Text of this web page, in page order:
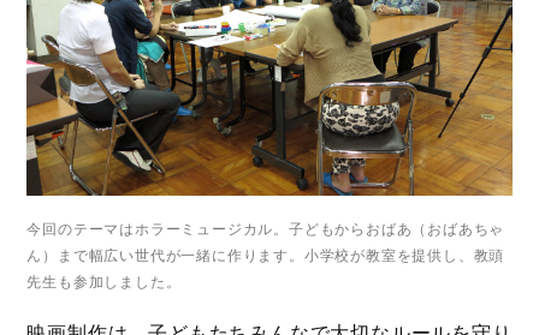
今回のテーマはホラーミュージカル。子どもからおばあ（おばあちゃ
ん）まで幅広い世代が一緒に作ります。小学校が教室を提供し、教頭
先生も参加しました。